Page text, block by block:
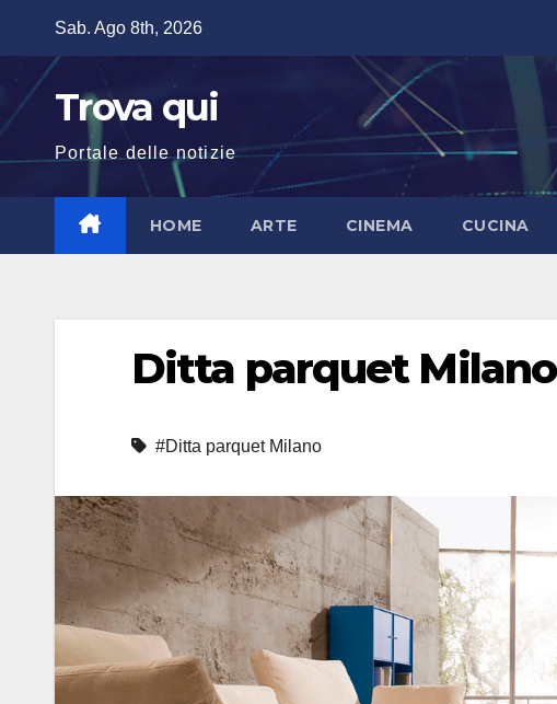
contenuto
Sab. Ago 8th, 2026
Trova qui
Portale delle notizie
HOME ARTE CINEMA CUCINA
Ditta parquet Milano
#Ditta parquet Milano